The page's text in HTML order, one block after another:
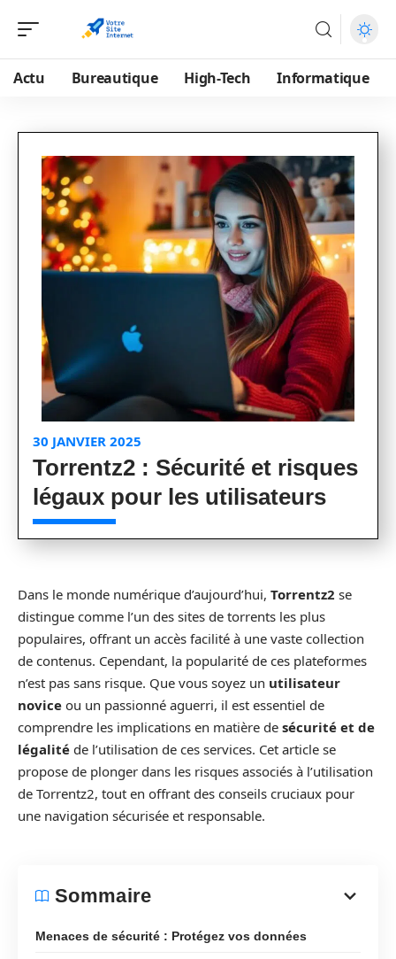
Actu Bureautique High-Tech Informatique
30 JANVIER 2025
Torrentz2 : Sécurité et risques
légaux pour les utilisateurs
Dans le monde numérique d’aujourd’hui, Torrentz2 se
distingue comme l’un des sites de torrents les plus
populaires, offrant un accès facilité à une vaste collection
de contenus. Cependant, la popularité de ces plateformes
n’est pas sans risque. Que vous soyez un utilisateur
novice ou un passionné aguerri, il est essentiel de
comprendre les implications en matière de sécurité et de
légalité de l’utilisation de ces services. Cet article se
propose de plonger dans les risques associés à l’utilisation
de Torrentz2, tout en offrant des conseils cruciaux pour
une navigation sécurisée et responsable.
Sommaire
Menaces de sécurité : Protégez vos données